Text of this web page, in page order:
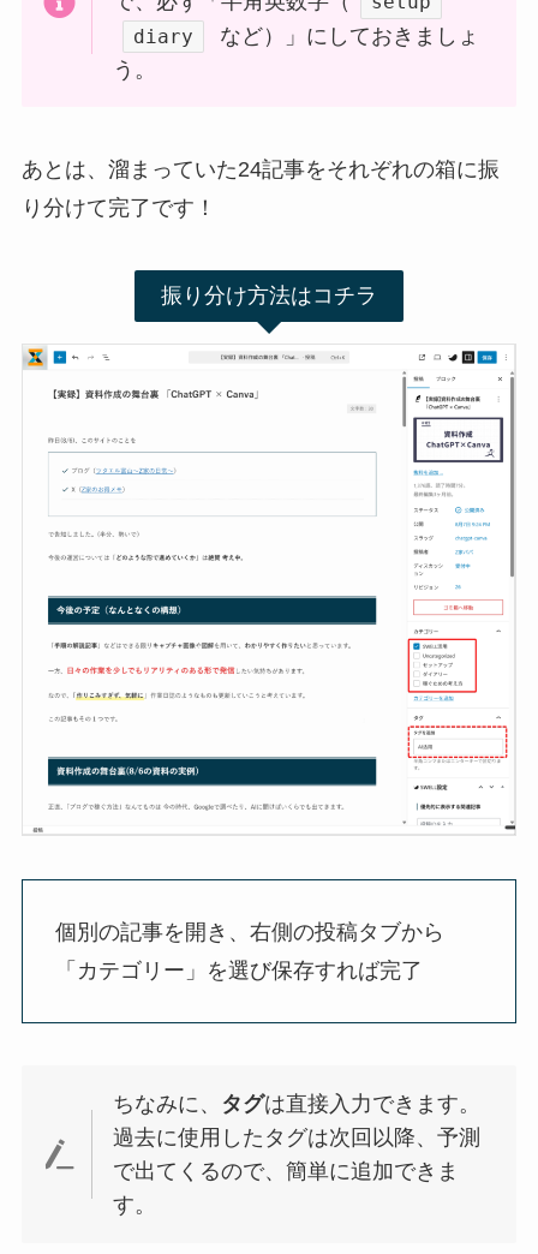
diary
など）」にしておきましょ
う。
あとは、溜まっていた24記事をそれぞれの箱に振
り分けて完了です！
振り分け方法はコチラ
個別の記事を開き、右側の投稿タブから
「カテゴリー」を選び保存すれば完了
ちなみに、 タグは直接入力できます。
過去に使用したタグは次回以降、予測
で出てくるので、簡単に追加できま
す。